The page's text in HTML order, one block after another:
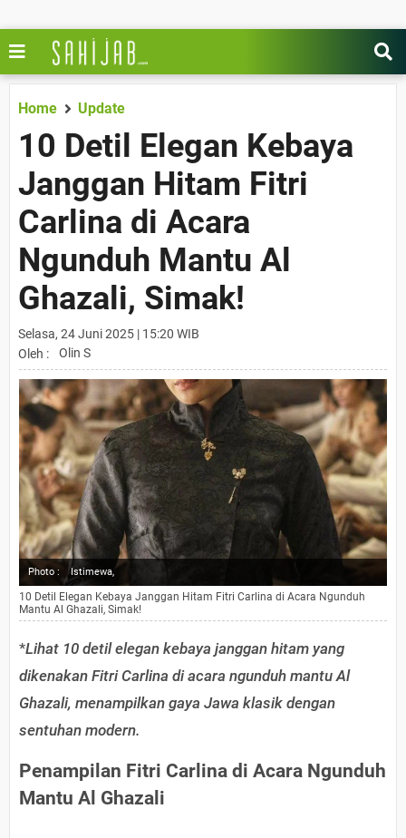
Home Update
10 Detil Elegan Kebaya
Janggan Hitam Fitri
Carlina di Acara
Ngunduh Mantu Al
Ghazali, Simak!
Selasa, 24 Juni 2025 | 15:20 WIB
Oleh :
Olin S
Photo : Istimewa,
10 Detil Elegan Kebaya Janggan Hitam Fitri Carlina di Acara Ngunduh
Mantu Al Ghazali, Simak!
*Lihat 10 detil elegan kebaya janggan hitam yang
dikenakan Fitri Carlina di acara ngunduh mantu Al
Ghazali, menampilkan gaya Jawa klasik dengan
sentuhan modern.
Penampilan Fitri Carlina di Acara Ngunduh
Mantu Al Ghazali